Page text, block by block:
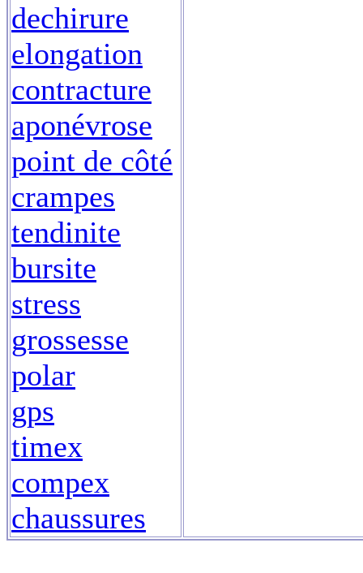
dechirure
elongation
contracture
aponévrose
point de côté
crampes
tendinite
bursite
stress
grossesse
polar
gps
timex
compex
chaussures